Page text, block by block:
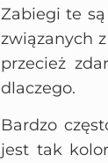
Zabiegi te
związanych
przecież
dlaczego.
Bardzo
jest tak